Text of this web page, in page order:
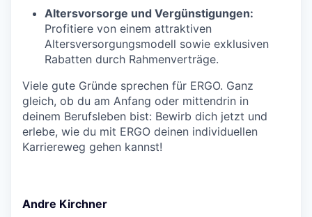
Altersvorsorge und Vergünstigungen:
Profitiere von einem attraktiven
Altersversorgungsmodell sowie exklusiven
Rabatten durch Rahmenverträge.
Viele gute Gründe sprechen für ERGO. Ganz
gleich, ob du am Anfang oder mittendrin in
deinem Berufsleben bist: Bewirb dich jetzt und
erlebe, wie du mit ERGO deinen individuellen
Karriereweg gehen kannst!
Andre Kirchner